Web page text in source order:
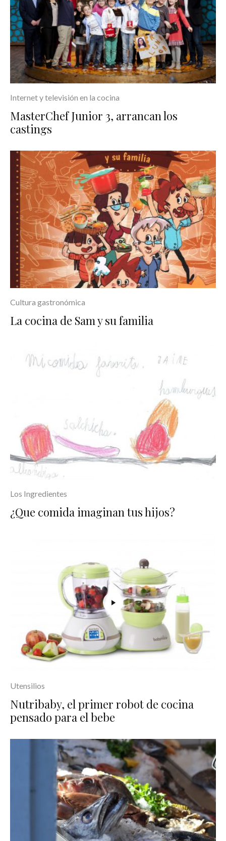
Internet y televisión en la cocina
MasterChef Junior 3, arrancan los
castings
Cultura gastronómica
La cocina de Sam y su familia
Los Ingredientes
¿Que comida imaginan tus hijos?
Utensilios
Nutribaby, el primer robot de cocina
pensado para el bebe